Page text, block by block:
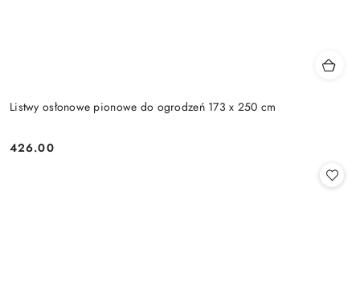
Listwy osłonowe pionowe do ogrodzeń 173 x 250 cm
Cena:
426.00